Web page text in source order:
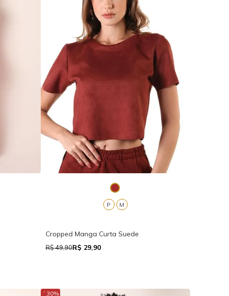
M
P
Cropped Manga Curta Suede
R$ 49,90R$ 29,90
↓ 30%